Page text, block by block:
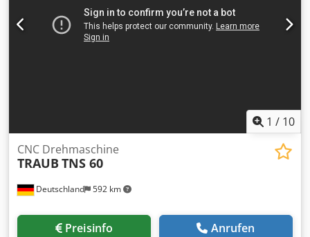
Messsonde Codezk Hikepfx An Ujrf Mitlaufende
Zentrierung Späneauswerfer mit Auffangwanne und
Pumpe Dokumentation
1 / 10
Deutschland 592 km
CNC Drehmaschine
TRAUB TNS 60
Preisinfo Anrufen